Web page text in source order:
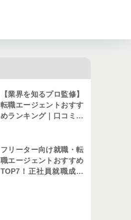
【業界を知るプロ監修】
転職エージェントおすす
めランキング｜口コミか
フリーター向け就職・転
職エージェントおすすめ
TOP7！正社員就職成功